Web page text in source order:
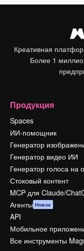
Креативная
Более 1
Продукция
Spaces
ИИ-помощник
Генератор
Генератор видео ИИ
Генератор голоса на
Стоковый контент
MCP для Claude/
Агенты Новое
API
Мобильное
Все инструменты